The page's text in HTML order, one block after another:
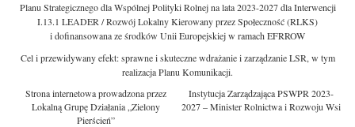
Planu Strategicznego dla Wspólnej Polityki Rolnej na lata 2023-2027 dla Interwencji
I.13.1 LEADER / Rozwój Lokalny Kierowany przez Społeczność (RLKS)
i dofinansowana ze środków Unii Europejskiej w ramach EFRROW
Cel i przewidywany efekt: sprawne i skuteczne wdrażanie i zarządzanie LSR, w tym
realizacja Planu Komunikacji.
Strona internetowa prowadzona przez
Lokalną Grupę Działania „Zielony
Pierścień”
Instytucja Zarządzająca PSWPR 2023-
2027 – Minister Rolnictwa i Rozwoju Wsi